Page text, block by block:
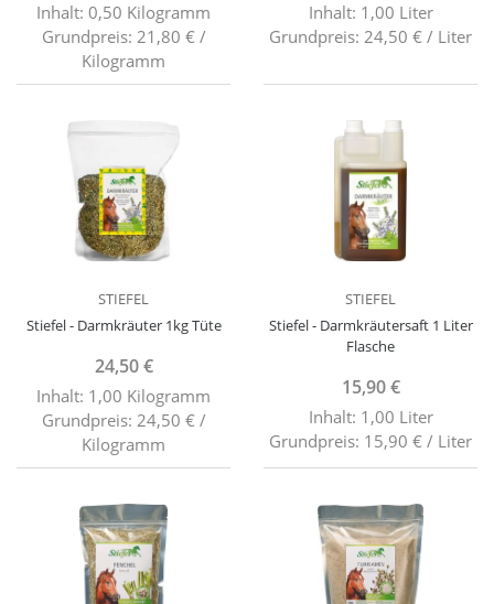
Inhalt: 0,50 Kilogramm
Grundpreis: 21,80 € /
Kilogramm
Inhalt: 1,00 Liter
Grundpreis: 24,50 € / Liter
STIEFEL
Stiefel - Darmkräuter 1kg Tüte
24,50 €
Inhalt: 1,00 Kilogramm
Grundpreis: 24,50 € /
Kilogramm
STIEFEL
Stiefel - Darmkräutersaft 1 Liter
Flasche
15,90 €
Inhalt: 1,00 Liter
Grundpreis: 15,90 € / Liter